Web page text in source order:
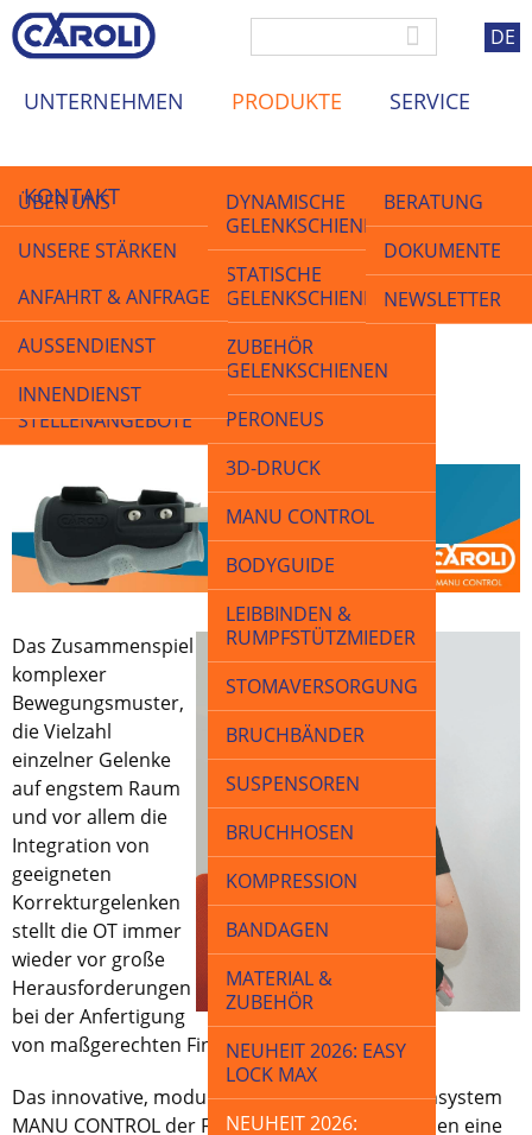
UNTERNEHMEN
ÜBER UNS
UNSERE STÄRKEN
QUALITÄT
AKTUELLES &
MESSEN
STELLENANGEBOTE
PRODUKTE
DYNAMISCHE
GELENKSCHIENEN
STATISCHE
GELENKSCHIENEN
ZUBEHÖR
GELENKSCHIENEN
PERONEUS
3D-DRUCK
MANU CONTROL
BODYGUIDE
LEIBBINDEN &
RUMPFSTÜTZMIEDER
STOMAVERSORGUNG
BRUCHBÄNDER
SUSPENSOREN
BRUCHHOSEN
KOMPRESSION
BANDAGEN
MATERIAL &
ZUBEHÖR
NEUHEIT 2026: EASY
LOCK MAX
NEUHEIT 2026:
SERVICE
BERATUNG
DOKUMENTE
NEWSLETTER
KONTAKT
ANFAHRT & ANFRAGE
AUSSENDIENST
INNENDIENST
DE
Startseite > Produkte > Neuheit 2026: MANU CONTROL Daumenauflage
Neuheit 2026: MANU
CONTROL Daumenauflage
Das Zusammenspiel
komplexer
Bewegungsmuster,
die Vielzahl
einzelner Gelenke
auf engstem Raum
und vor allem die
Integration von
geeigneten
Korrekturgelenken
stellt die OT immer
wieder vor große
Herausforderungen
bei der Anfertigung
von maßgerechten Finger-Handorthesen.
Das innovative, modulare Finger-Handorthesensystem
MANU CONTROL der Firma Caroli garantiert Ihnen eine